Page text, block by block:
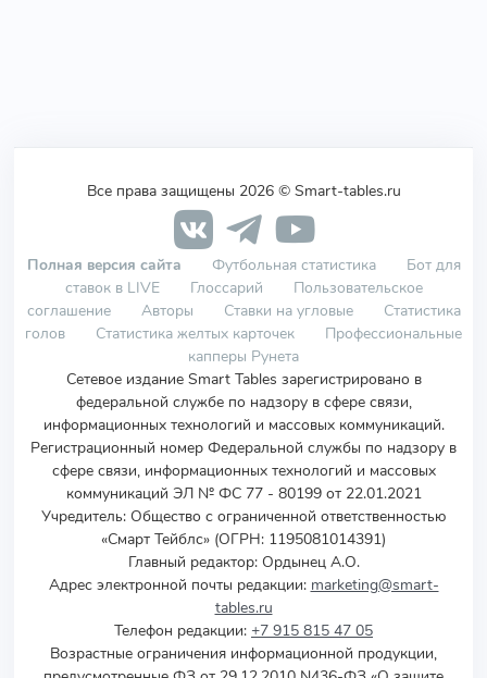
Все права защищены 2026 © Smart-tables.ru
Полная версия сайта Футбольная статистика
Бот для
ставок в LIVE
Глоссарий
Пользовательское
соглашение
Авторы Ставки на угловые
Статистика
голов
Статистика желтых карточек
Профессиональные
капперы Рунета
Сетевое издание Smart Tables зарегистрировано в
федеральной службе по надзору в сфере связи,
информационных технологий и массовых коммуникаций.
Регистрационный номер Федеральной службы по надзору в
сфере связи, информационных технологий и массовых
коммуникаций ЭЛ № ФС 77 - 80199 от 22.01.2021
Учредитель: Общество с ограниченной ответственностью
«Смарт Тейблс» (ОГРН: 1195081014391)
Главный редактор: Ордынец А.О.
Адрес электронной почты редакции: marketing@smart-
tables.ru
Телефон редакции: +7 915 815 47 05
Возрастные ограничения информационной продукции,